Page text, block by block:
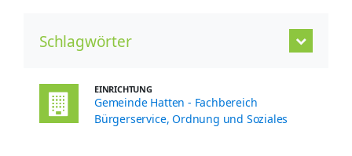
Schlagwörter
EINRICHTUNG
Gemeinde Hatten - Fachbereich
Bürgerservice, Ordnung und Soziales